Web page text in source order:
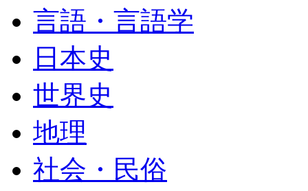
言語・言語学
日本史
世界史
地理
社会・民俗